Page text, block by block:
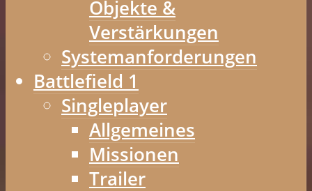
Objekte &
Verstärkungen
Systemanforderungen
Battlefield 1
Singleplayer
Allgemeines
Missionen
Trailer